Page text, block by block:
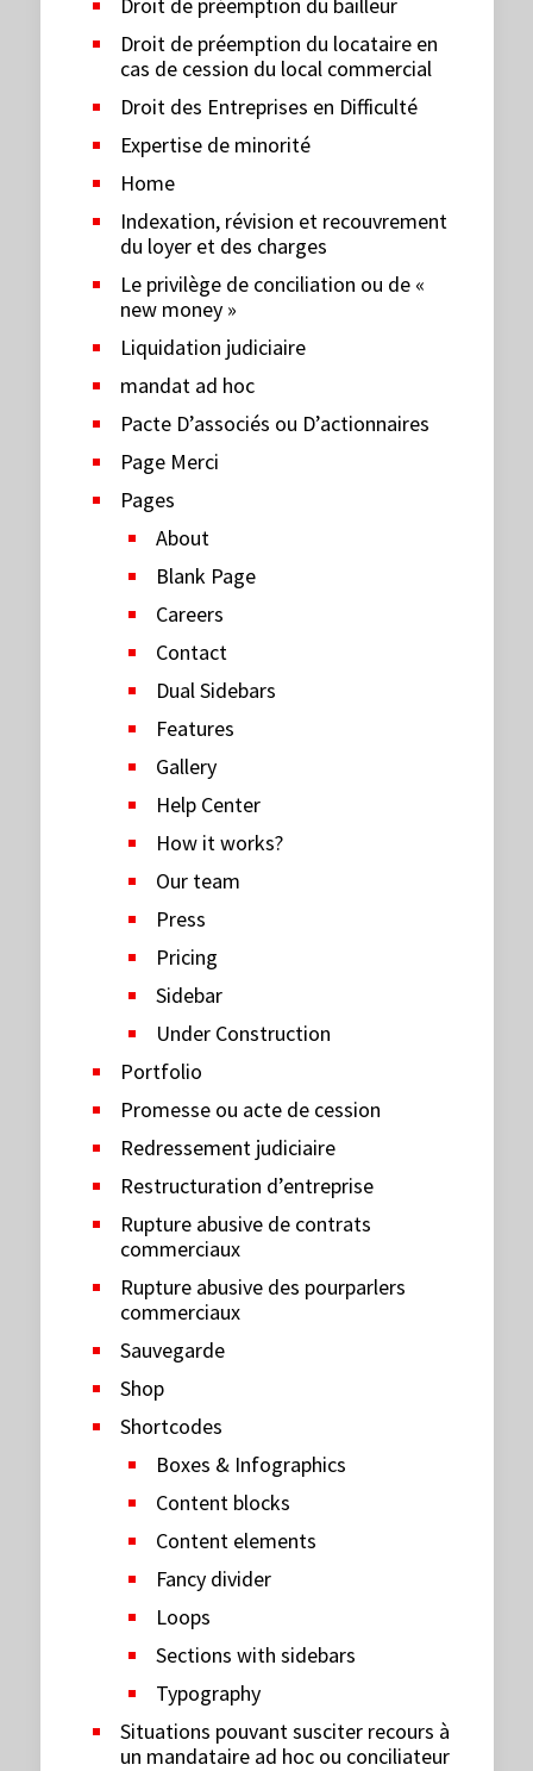
Droit de préemption du locataire en
cas de cession du local commercial
Droit des Entreprises en Difficulté
Expertise de minorité
Home
Indexation, révision et recouvrement
du loyer et des charges
Le privilège de conciliation ou de «
new money »
Liquidation judiciaire
mandat ad hoc
Pacte D’associés ou D’actionnaires
Page Merci
Pages
About
Blank Page
Careers
Contact
Dual Sidebars
Features
Gallery
Help Center
How it works?
Our team
Press
Pricing
Sidebar
Under Construction
Portfolio
Promesse ou acte de cession
Redressement judiciaire
Restructuration d’entreprise
Rupture abusive de contrats
commerciaux
Rupture abusive des pourparlers
commerciaux
Sauvegarde
Shop
Shortcodes
Boxes & Infographics
Content blocks
Content elements
Fancy divider
Loops
Sections with sidebars
Typography
Situations pouvant susciter recours à
un mandataire ad hoc ou conciliateur